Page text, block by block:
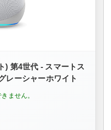
) 第4世代 - スマートス
レーシャーホワイト
ません。